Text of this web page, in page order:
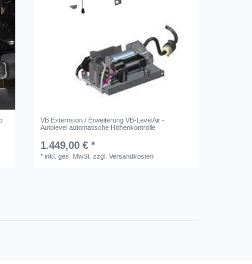
VB Externsion / Erweiterung VB-LevelAir -
Autolevel automatische Höhenkontrolle
1.449,00 € *
*inkl. ges. MwSt. zzgl.Versandkosten